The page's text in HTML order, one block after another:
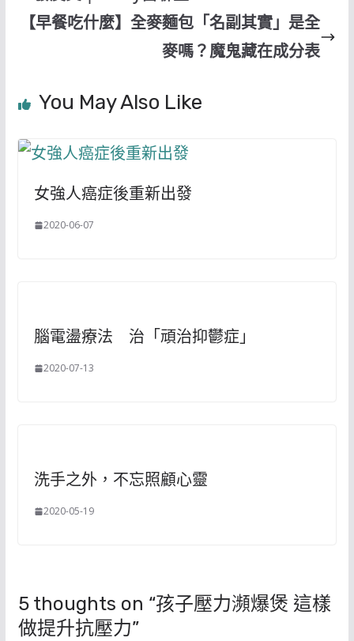
【早餐吃什麼】全麥麵包「名副其實」是全
麥嗎？魔鬼藏在成分表
You May Also Like
女強人癌症後重新出發
2020-06-07
腦電盪療法 治「頑治抑鬱症」
2020-07-13
洗手之外，不忘照顧心靈
2020-05-19
5 thoughts on “孩子壓力瀕爆煲 這樣
做提升抗壓力”